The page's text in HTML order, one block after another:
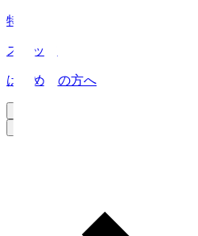
特集
スタッツ
はじめての方へ